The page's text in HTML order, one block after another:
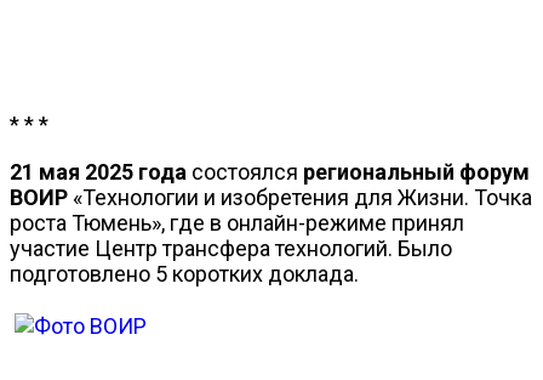
* * *
21 мая 2025 года состоялся региональный форум
ВОИР «Технологии и изобретения для Жизни. Точка
роста Тюмень», где в онлайн-режиме принял
участие Центр трансфера технологий. Было
подготовлено 5 коротких доклада.